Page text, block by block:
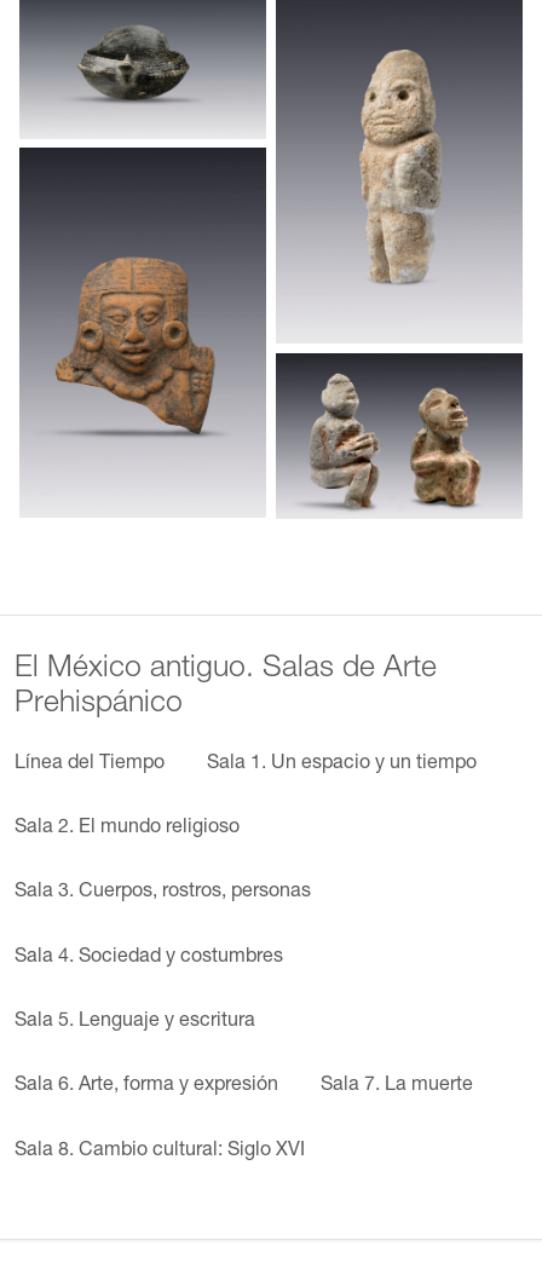
El México antiguo. Salas de Arte
Prehispánico
Línea del Tiempo Sala 1. Un espacio y un tiempo
Sala 2. El mundo religioso
Sala 3. Cuerpos, rostros, personas
Sala 4. Sociedad y costumbres
Sala 5. Lenguaje y escritura
Sala 6. Arte, forma y expresión Sala 7. La muerte
Sala 8. Cambio cultural: Siglo XVI